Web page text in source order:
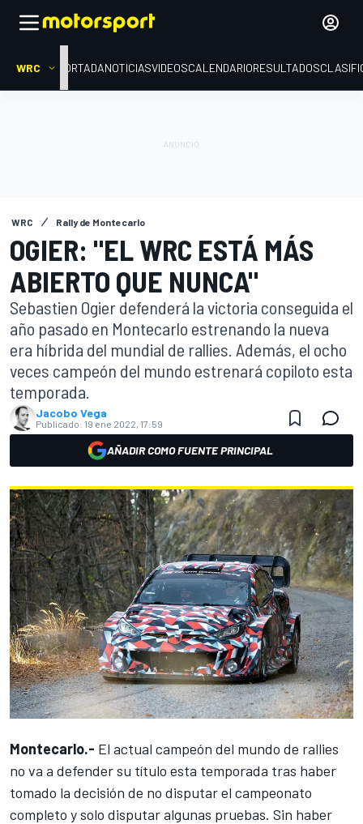
WRC PORTADANOTICIASVIDEOSCALENDARIORESULTADOS
WRC Rally de Montecarlo
OGIER: "EL WRC ESTÁ MÁS
ABIERTO QUE NUNCA"
Sebastien Ogier defenderá la victoria conseguida el
año pasado en Montecarlo estrenando la nueva
era híbrida del mundial de rallies. Además, el ocho
veces campeón del mundo estrenará copiloto esta
temporada.
Jacobo Vega
Publicado: 19 ene 2022, 17:59
AÑADIR COMO FUENTE PRINCIPAL
Montecarlo.- El actual campeón del mundo de rallies
no va a defender su título esta temporada tras haber
tomado la decisión de no disputar el campeonato
completo y solo disputar algunas pruebas. Sin haber